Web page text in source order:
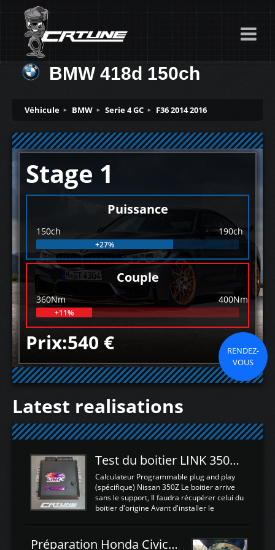
BMW 418d 150ch
Véhicule BMW Serie 4 GC F36 2014 2016
Stage 1
Puissance
150ch 190ch
+27%
Couple
360Nm 400Nm
+11%
Prix:540 €
RENDEZ-
VOUS
Latest realisations
Test du boitier LINK 350Z Plugin ECU
Calculateur Programmable plug and play
(spécifique) Nissan 350Z Le boitier arrive
sans le support, Il faudra récupérer celui du
boitier d'origine Avant d'installer le
d'envoyer l'information de la large bande
Préparation Honda Civic Type R FK2